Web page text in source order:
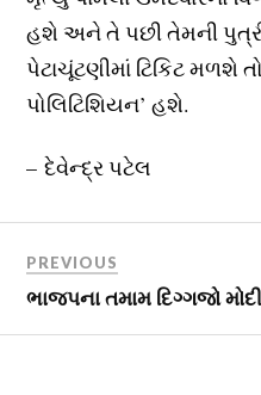
હશે અને તે પછી તેમની
પેટાચૂંટણીમાં ટિકિટ મળશે
પોલિટિશિયન’ હશે.
– દેવેન્દ્ર પટેલ
PREVIOUS
ભાજપના તમામ દિગ્ગજો